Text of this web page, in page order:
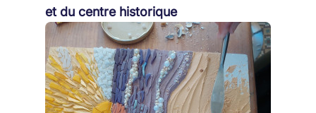
et du centre historique